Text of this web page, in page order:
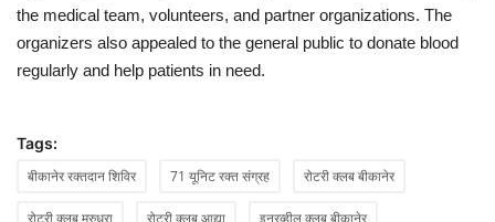
the medical team, volunteers, and partner organizations. The
organizers also appealed to the general public to donate blood
regularly and help patients in need.
Tags:
बीकानेर रक्तदान शिविर
71 यूनिट रक्त संग्रह रोटरी क्लब बीकानेर
रोटरी क्लब मरुधरा रोटरी क्लब आद्या इनरव्हील क्लब बीकानेर